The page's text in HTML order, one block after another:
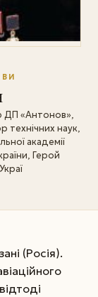
ДП «Антонов»,
технічних наук,
академії
Герой
(Росія).